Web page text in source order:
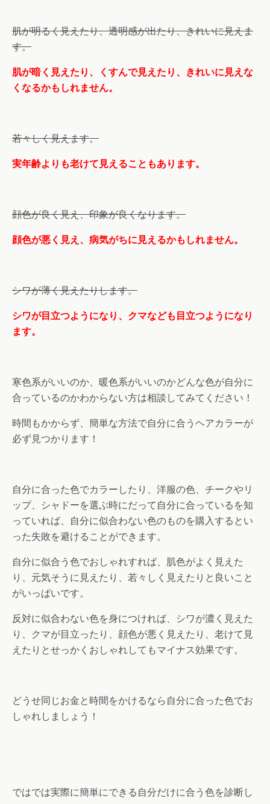
肌が明るく見えたり、透明感が出たり、きれいに見えま
す。
肌が暗く見えたり、くすんで見えたり、きれいに見えな
くなるかもしれません。
若々しく見えます。
実年齢よりも老けて見えることもあります。
顔色が良く見え、印象が良くなります。
顔色が悪く見え、病気がちに見えるかもしれません。
シワが薄く見えたりします。
シワが目立つようになり、クマなども目立つようになり
ます。
寒色系がいいのか、暖色系がいいのかどんな色が自分に
合っているのかわからない方は相談してみてください！
時間もかからず、簡単な方法で自分に合うヘアカラーが
必ず見つかります！
自分に合った色でカラーしたり、洋服の色、チークやリ
ップ、シャドーを選ぶ時にだって自分に合っているを知
っていれば、自分に似合わない色のものを購入するとい
った失敗を避けることができます。
自分に似合う色でおしゃれすれば、肌色がよく見えた
り、元気そうに見えたり、若々しく見えたりと良いこと
がいっぱいです。
反対に似合わない色を身につければ、シワが濃く見えた
り、クマが目立ったり、顔色が悪く見えたり、老けて見
えたりとせっかくおしゃれしてもマイナス効果です。
どうせ同じお金と時間をかけるなら自分に合った色でお
しゃれしましょう！
ではでは実際に簡単にできる自分だけに合う色を診断し